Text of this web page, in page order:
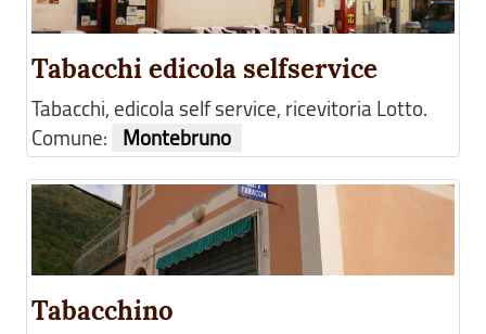
Tabacchi edicola selfservice
Tabacchi, edicola self service, ricevitoria Lotto.
Comune:
Montebruno
Tabacchino